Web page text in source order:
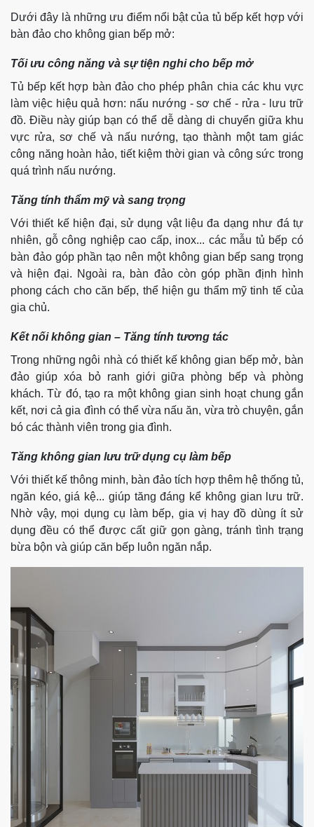
Dưới đây là những ưu điểm nổi bật của tủ bếp kết hợp với
bàn đảo cho không gian bếp mở:
Tối ưu công năng và sự tiện nghi cho bếp mở
Tủ bếp kết hợp bàn đảo cho phép phân chia các khu vực
làm việc hiệu quả hơn: nấu nướng - sơ chế - rửa - lưu trữ
đồ. Điều này giúp bạn có thể dễ dàng di chuyển giữa khu
vực rửa, sơ chế và nấu nướng, tạo thành một tam giác
công năng hoàn hảo, tiết kiệm thời gian và công sức trong
quá trình nấu nướng.
Tăng tính thẩm mỹ và sang trọng
Với thiết kế hiện đại, sử dụng vật liệu đa dạng như đá tự
nhiên, gỗ công nghiệp cao cấp, inox... các mẫu tủ bếp có
bàn đảo góp phần tạo nên một không gian bếp sang trọng
và hiện đại. Ngoài ra, bàn đảo còn góp phần định hình
phong cách cho căn bếp, thể hiện gu thẩm mỹ tinh tế của
gia chủ.
Kết nối không gian – Tăng tính tương tác
Trong những ngôi nhà có thiết kế không gian bếp mở, bàn
đảo giúp xóa bỏ ranh giới giữa phòng bếp và phòng
khách. Từ đó, tạo ra một không gian sinh hoạt chung gắn
kết, nơi cả gia đình có thể vừa nấu ăn, vừa trò chuyện, gắn
bó các thành viên trong gia đình.
Tăng không gian lưu trữ dụng cụ làm bếp
Với thiết kế thông minh, bàn đảo tích hợp thêm hệ thống tủ,
ngăn kéo, giá kệ... giúp tăng đáng kể không gian lưu trữ.
Nhờ vậy, mọi dụng cụ làm bếp, gia vị hay đồ dùng ít sử
dụng đều có thể được cất giữ gọn gàng, tránh tình trạng
bừa bộn và giúp căn bếp luôn ngăn nắp.